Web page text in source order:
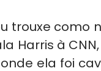
trouxe
Harris à
ela foi